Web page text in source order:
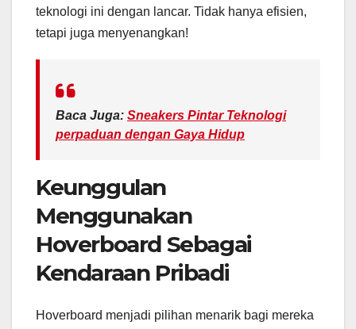
teknologi ini dengan lancar. Tidak hanya efisien,
tetapi juga menyenangkan!
Baca Juga: Sneakers Pintar Teknologi
perpaduan dengan Gaya Hidup
Keunggulan
Menggunakan
Hoverboard Sebagai
Kendaraan Pribadi
Hoverboard menjadi pilihan menarik bagi mereka